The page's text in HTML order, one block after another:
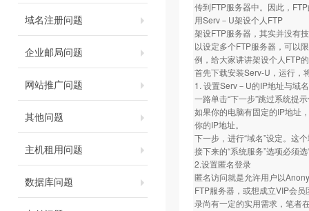
域名注册问题
企业邮局问题
网站推广问题
其他问题
主机租用问题
数据库问题
传到FTP服务器中。因此，
用Serv－U架设个人FTP
架设FTP服务器，其实并没有
以设定多个FTP服务器，可以
例，给大家讲讲架设个人FTP
首先下载安装Serv-U，运行，
1. 设置Serv－U的IP地址与域名
一路单击“下一步”跳过系统提
如果你的电脑有固定的IP地址
你的IP地址。
下一步，进行“域名”设定。这
接下来的“系统服务”选项必须
2.设置匿名登录
匿名访问就是允许用户以
FTP服务器，或想成立VIP会
录尚有一定的实用需求，笔者